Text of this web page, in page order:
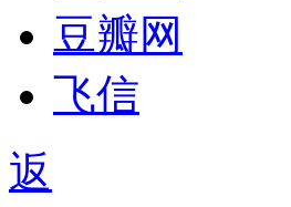
豆瓣网
飞信
返